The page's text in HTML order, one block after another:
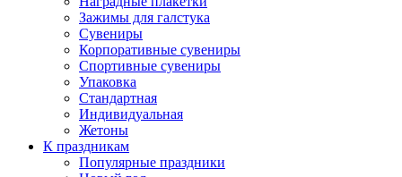
Зажимы для галстука
Сувениры
Корпоративные сувениры
Спортивные сувениры
Упаковка
Стандартная
Индивидуальная
Жетоны
К праздникам
Популярные праздники